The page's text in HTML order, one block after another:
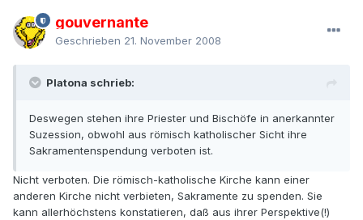
gouvernante
Geschrieben 21. November 2008
Platona schrieb:
Deswegen stehen ihre Priester und Bischöfe in anerkannter
Suzession, obwohl aus römisch katholischer Sicht ihre
Sakramentenspendung verboten ist.
Nicht verboten. Die römisch-katholische Kirche kann einer
anderen Kirche nicht verbieten, Sakramente zu spenden. Sie
kann allerhöchstens konstatieren, daß aus ihrer Perspektive(!)